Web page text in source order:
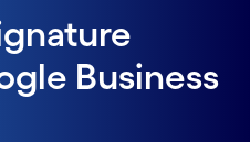
Business